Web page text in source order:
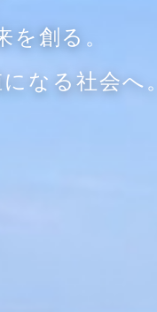
創る。
なる社会へ。